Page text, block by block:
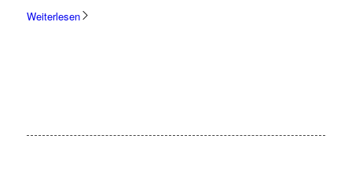
Weiterlesen